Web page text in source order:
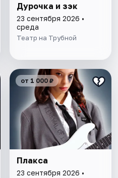
Дурочка и зэк
23 сентября 2026 •
среда
Театр на Трубной
от 1 000 ₽
Плакса
23 сентября 2026 •